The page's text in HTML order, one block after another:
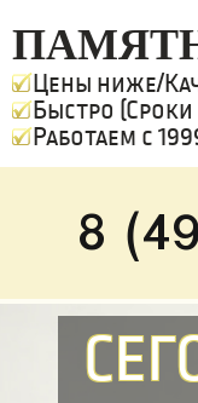
Цены ниже/
Быстро (Сроки
Работаем с
8